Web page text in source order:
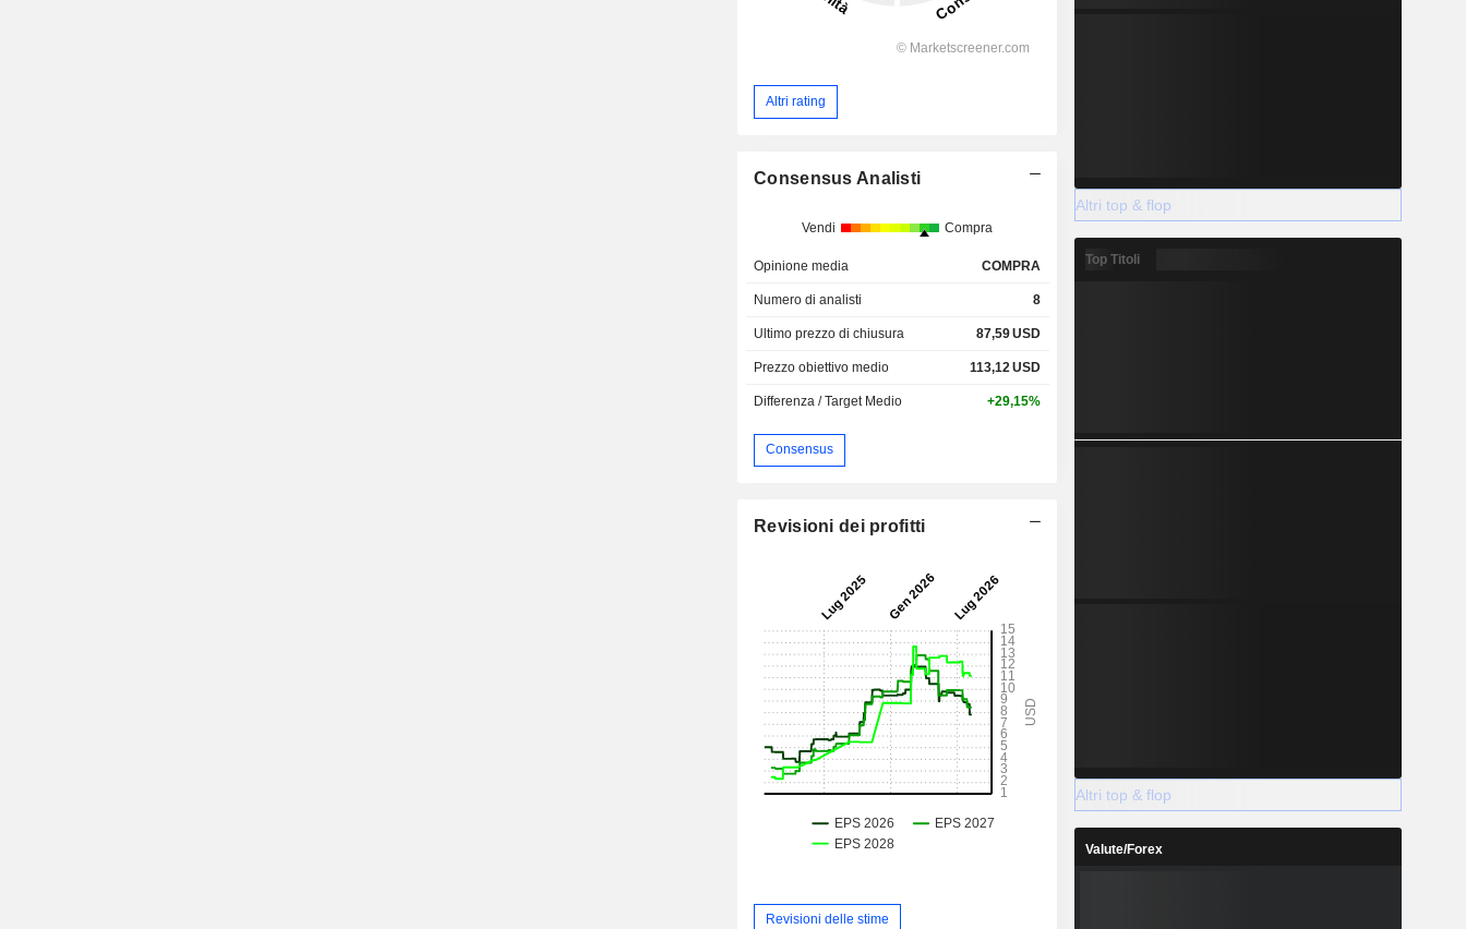
Altri rating
Consensus Analisti
Vendi Compra
Opinione media COMPRA
Numero di analisti 8
Ultimo prezzo di chiusura 87,59USD
Prezzo obiettivo medio 113,12 USD
Differenza / Target Medio +29,15%
Consensus
Revisioni dei profitti
Revisioni delle stime
Altri top & flop
Top Titoli
Altri top & flop
Valute/Forex